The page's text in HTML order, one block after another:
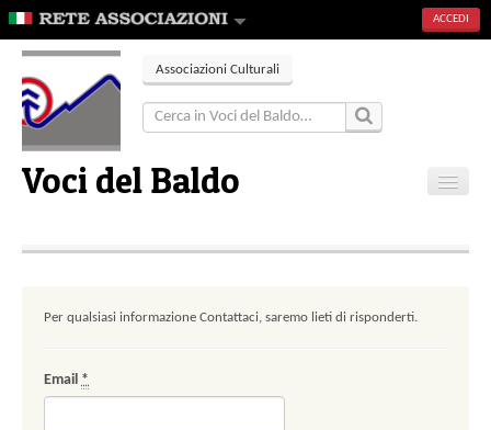
ACCEDI
Associazioni Culturali
Voci del Baldo
Contatti
Per qualsiasi informazione Contattaci, saremo lieti di risponderti.
Email *